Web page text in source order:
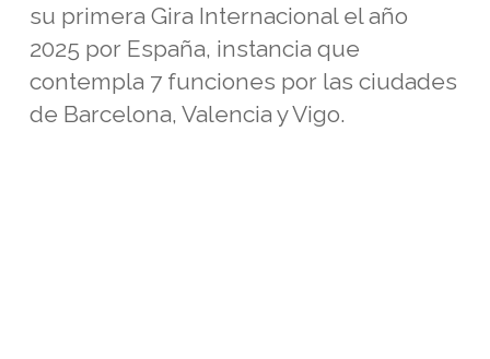
su primera Gira Internacional el año
2025 por España, instancia que
contempla 7 funciones por las ciudades
de Barcelona, Valencia y Vigo.